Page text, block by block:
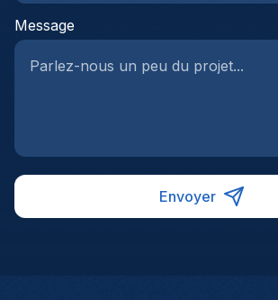
Message
Envoyer